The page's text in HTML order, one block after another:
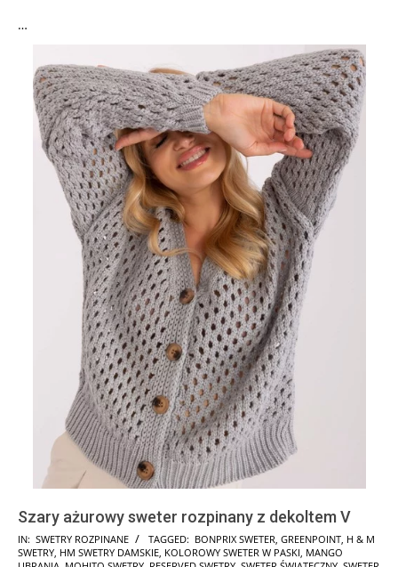
…
Szary ażurowy sweter rozpinany z dekoltem V
2025-
11-
IN: SWETRY ROZPINANE TAGGED: BONPRIX SWETER, GREENPOINT, H & M
SWETRY, HM SWETRY DAMSKIE, KOLOROWY SWETER W PASKI, MANGO